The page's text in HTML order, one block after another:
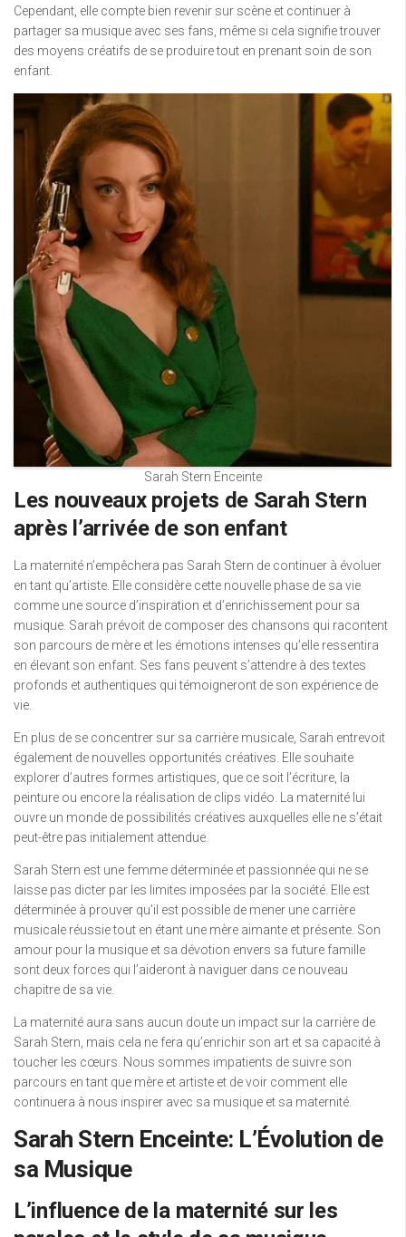
Cependant, elle compte bien revenir sur scène et continuer à
partager sa musique avec ses fans, même si cela signifie trouver
des moyens créatifs de se produire tout en prenant soin de son
enfant.
Sarah Stern Enceinte
Les nouveaux projets de Sarah Stern
après l’arrivée de son enfant
La maternité n’empêchera pas Sarah Stern de continuer à évoluer
en tant qu’artiste. Elle considère cette nouvelle phase de sa vie
comme une source d’inspiration et d’enrichissement pour sa
musique. Sarah prévoit de composer des chansons qui racontent
son parcours de mère et les émotions intenses qu’elle ressentira
en élevant son enfant. Ses fans peuvent s’attendre à des textes
profonds et authentiques qui témoigneront de son expérience de
vie.
En plus de se concentrer sur sa carrière musicale, Sarah entrevoit
également de nouvelles opportunités créatives. Elle souhaite
explorer d’autres formes artistiques, que ce soit l’écriture, la
peinture ou encore la réalisation de clips vidéo. La maternité lui
ouvre un monde de possibilités créatives auxquelles elle ne s’était
peut-être pas initialement attendue.
Sarah Stern est une femme déterminée et passionnée qui ne se
laisse pas dicter par les limites imposées par la société. Elle est
déterminée à prouver qu’il est possible de mener une carrière
musicale réussie tout en étant une mère aimante et présente. Son
amour pour la musique et sa dévotion envers sa future famille
sont deux forces qui l’aideront à naviguer dans ce nouveau
chapitre de sa vie.
La maternité aura sans aucun doute un impact sur la carrière de
Sarah Stern, mais cela ne fera qu’enrichir son art et sa capacité à
toucher les cœurs. Nous sommes impatients de suivre son
parcours en tant que mère et artiste et de voir comment elle
continuera à nous inspirer avec sa musique et sa maternité.
Sarah Stern Enceinte: L’Évolution de
sa Musique
L’influence de la maternité sur les